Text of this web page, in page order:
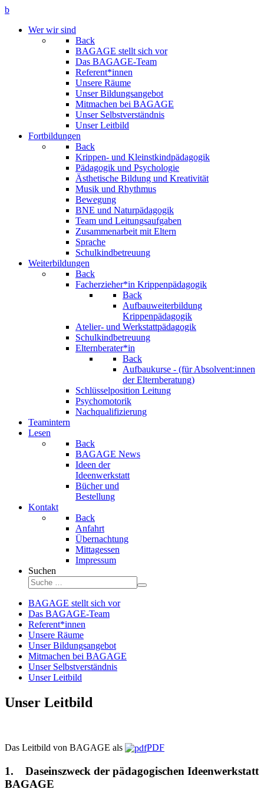
b
Wer wir sind
Back
BAGAGE stellt sich vor
Das BAGAGE-Team
Referent*innen
Unsere Räume
Unser Bildungsangebot
Mitmachen bei BAGAGE
Unser Selbstverständnis
Unser Leitbild
Fortbildungen
Back
Krippen- und Kleinstkindpädagogik
Pädagogik und Psychologie
Ästhetische Bildung und Kreativität
Musik und Rhythmus
Bewegung
BNE und Naturpädagogik
Team und Leitungsaufgaben
Zusammenarbeit mit Eltern
Sprache
Schulkindbetreuung
Weiterbildungen
Back
Facherzieher*in Krippenpädagogik
Back
Aufbauweiterbildung
Krippenpädagogik
Atelier- und Werkstattpädagogik
Schulkindbetreuung
Elternberater*in
Back
Aufbaukurse - (für Absolvent:innen
der Elternberatung)
Schlüsselposition Leitung
Psychomotorik
Nachqualifizierung
Teamintern
Lesen
Back
BAGAGE News
Ideen der
Ideenwerkstatt
Bücher und
Bestellung
Kontakt
Back
Anfahrt
Übernachtung
Mittagessen
Impressum
Suchen
BAGAGE stellt sich vor
Das BAGAGE-Team
Referent*innen
Unsere Räume
Unser Bildungsangebot
Mitmachen bei BAGAGE
Unser Selbstverständnis
Unser Leitbild
Unser Leitbild
Das Leitbild von BAGAGE als PDF
1. Daseinszweck der pädagogischen Ideenwerkstatt
BAGAGE